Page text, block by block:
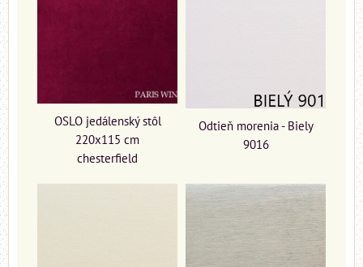
OSLO jedálenský stôl
220x115 cm
chesterfield
Odtieň morenia - Biely
9016